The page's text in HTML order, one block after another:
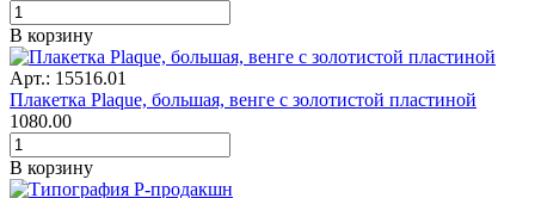
В корзину
Арт.: 15516.01
Плакетка Plaque, большая, венге с золотистой пластиной
1080.00
В корзину